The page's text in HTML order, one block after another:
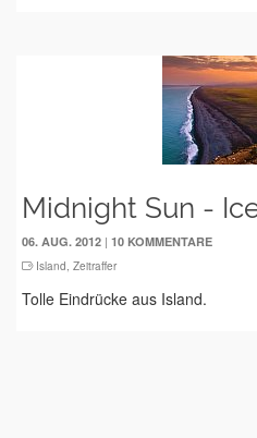
Midnight Sun -
06. AUG. 2012 | 10 KOMMENTARE
Island, Zeitraffer
Tolle Eindrücke aus Island.